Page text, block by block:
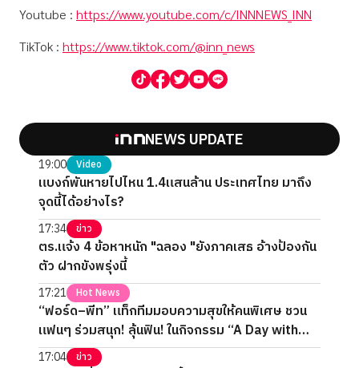
Youtube : https://www.youtube.com/c/INNNEWS_INN
TikTok : https://www.tiktok.com/@inn_news
NEWS UPDATE
19:00 Video
แบงก์พันหายไปไหน 1.4แสนล้าน ประเทศไทย มาถึง
จุดนี้ได้อย่างไร?
17:34 ข่าว
ตร.แจ้ง 4 ข้อหาหนัก "ฉลอง "ยังภาคเสธ อ้างป้องกัน
ตัว ฝากขังพรุ่งนี้
17:21 Hot News
“ฟอร์ด–พีท” แท็กทีมมอบความสุขให้คนพิเศษ ชวน
แฟนๆ ร่วมสนุก! ลุ้นฟิน! ในกิจกรรม “A Day with
FORTPEAT Exclusive Fan Meet”
17:04 ข่าว